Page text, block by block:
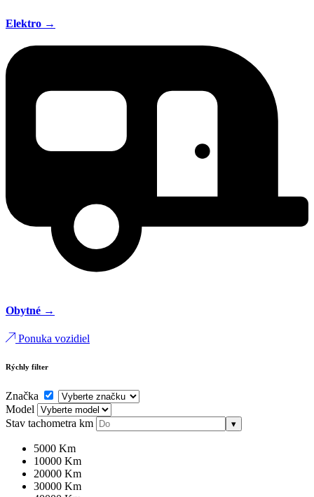
Elektro →
Obytné →
Ponuka vozidiel
Rýchly filter
Značka
Model
Stav tachometra km ▾
5000 Km
10000 Km
20000 Km
30000 Km